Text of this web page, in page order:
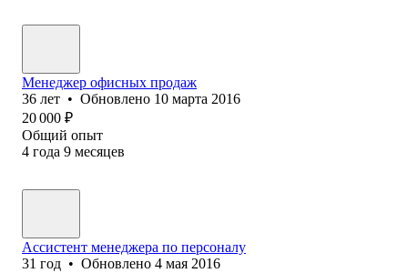
Менеджер офисных продаж
36 лет • Обновлено 10 марта 2016
20 000 ₽
Общий опыт
4 года 9 месяцев
Ассистент менеджера по персоналу
31 год • Обновлено 4 мая 2016